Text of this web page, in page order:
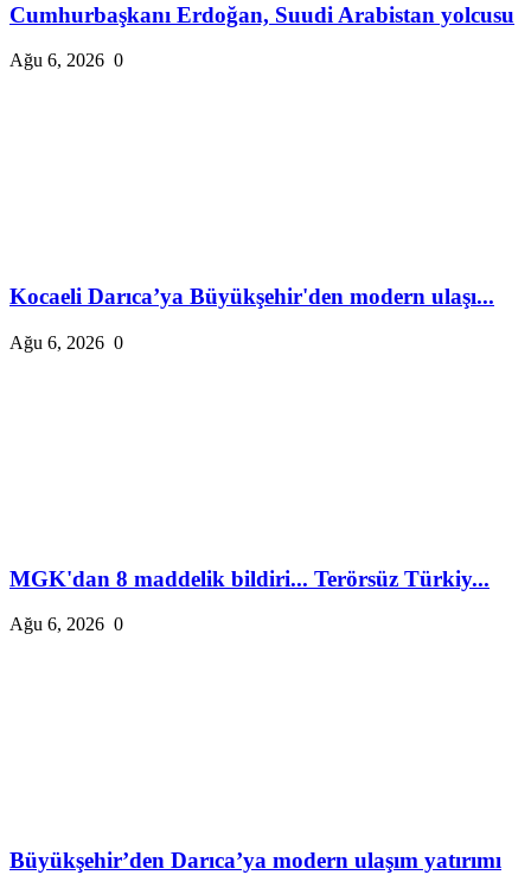
Cumhurbaşkanı Erdoğan, Suudi Arabistan yolcusu
Ağu 6, 2026 0
Kocaeli Darıca’ya Büyükşehir'den modern ulaşı...
Ağu 6, 2026 0
MGK'dan 8 maddelik bildiri... Terörsüz Türkiy...
Ağu 6, 2026 0
Büyükşehir’den Darıca’ya modern ulaşım yatırımı